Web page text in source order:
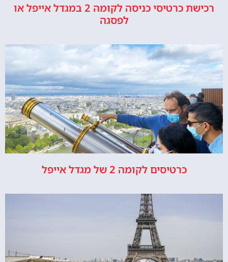
רכישת כרטיסי כניסה לקומה 2 במגדל אייפל או
לפסגה
כרטיסים לקומה 2 של מגדל אייפל